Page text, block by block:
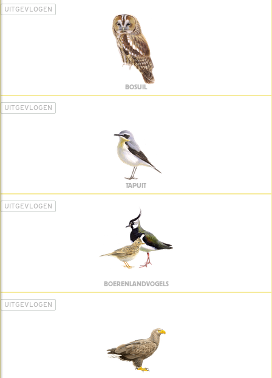
UITGEVLOGEN
BOSUIL
UITGEVLOGEN
TAPUIT
UITGEVLOGEN
BOERENLANDVOGELS
UITGEVLOGEN